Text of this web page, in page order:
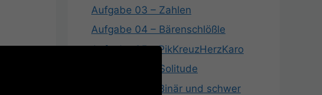
Aufgabe 03 – Zahlen
Aufgabe 04 – Bärenschlößle
Aufgabe 05 – PikKreuzHerzKaro
Aufgabe 06 – Solitude
Aufgabe 07 – Binär und schwer